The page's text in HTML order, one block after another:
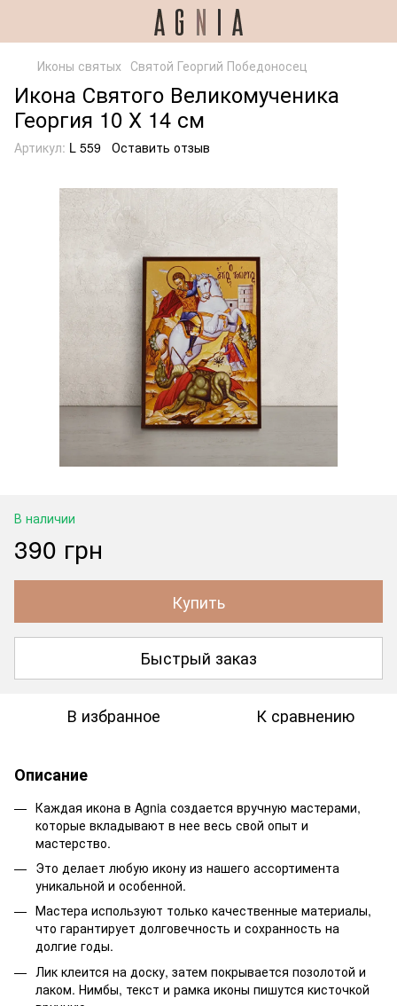
Иконы святых Святой Георгий Победоносец
Икона Святого Великомученика
Георгия 10 Х 14 см
Артикул: L 559 Оставить отзыв
В наличии
390 грн
Купить
Быстрый заказ
В избранное К сравнению
Описание
Каждая икона в Agnia создается вручную мастерами,
которые вкладывают в нее весь свой опыт и
мастерство.
Это делает любую икону из нашего ассортимента
уникальной и особенной.
Мастера используют только качественные материалы,
что гарантирует долговечность и сохранность на
долгие годы.
Лик клеится на доску, затем покрывается позолотой и
лаком. Нимбы, текст и рамка иконы пишутся кисточкой